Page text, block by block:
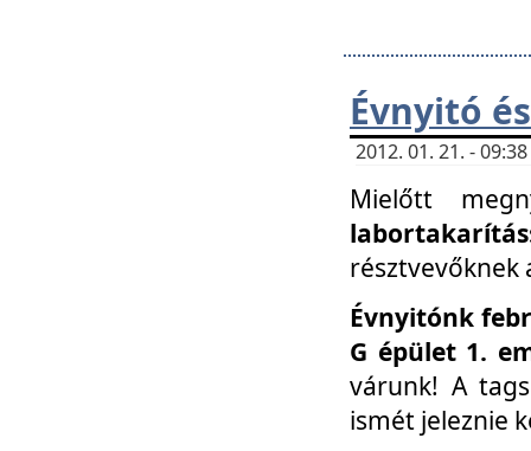
Évnyitó
2012. 01. 21. -
Mielőtt
labortakarítás
résztvevőknek
Évnyitónk
G épület 1.
várunk! A
ismét jeleznie